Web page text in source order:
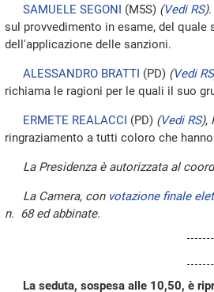
SAMUELE SEGONI (M5S) (Vedi RS).
sul provvedimento in esame, del
dell'applicazione delle sanzioni.
ALESSANDRO BRATTI (PD) (Vedi RS
richiama le ragioni per le quali il suo
ERMETE REALACCI (PD) (Vedi RS),
ringraziamento a tutti coloro che
La Presidenza è autorizzata al
La Camera, con votazione finale
n. 68 ed abbinate.
La seduta, sospesa alle 10,50, è